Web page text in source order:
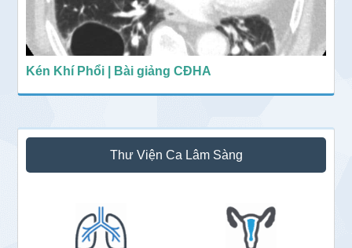
Kén Khí Phổi | Bài giảng CĐHA
Thư Viện Ca Lâm Sàng